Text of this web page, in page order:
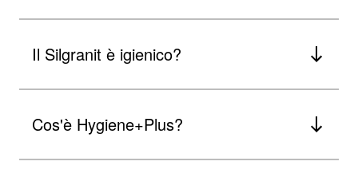
Il Silgranit è igienico?
Cos'è Hygiene+Plus?